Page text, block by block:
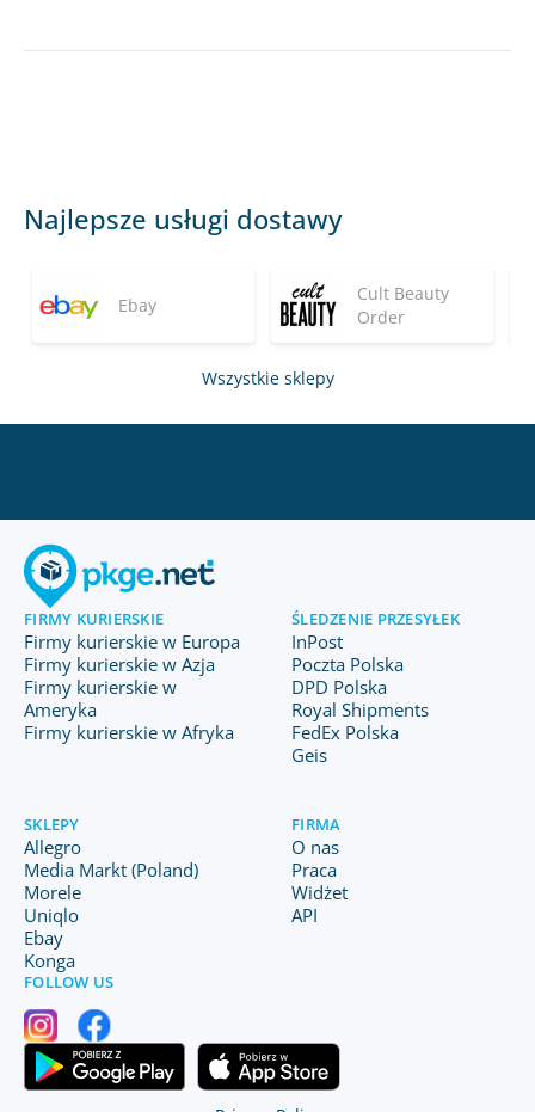
Najlepsze usługi dostawy
Ebay
Cult Beauty
Order
Wszystkie sklepy
FIRMY KURIERSKIE
Firmy kurierskie w Europa
Firmy kurierskie w Azja
Firmy kurierskie w
Ameryka
Firmy kurierskie w Afryka
ŚLEDZENIE PRZESYŁEK
InPost
Poczta Polska
DPD Polska
Royal Shipments
FedEx Polska
Geis
SKLEPY
Allegro
Media Markt (Poland)
Morele
Uniqlo
Ebay
Konga
FIRMA
O nas
Praca
Widżet
API
FOLLOW US